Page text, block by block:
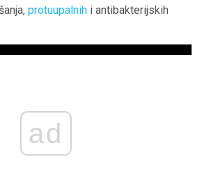
protuupalnih i antibakterijskih
ad